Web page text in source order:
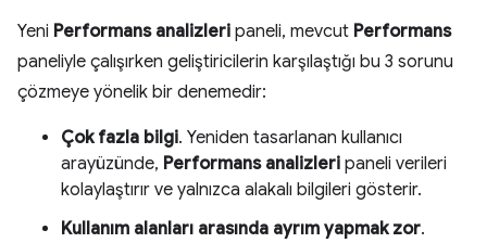
Yeni Performans analizleri paneli, mevcut Performans
paneliyle çalışırken geliştiricilerin karşılaştığı bu 3 sorunu
çözmeye yönelik bir denemedir:
Çok fazla bilgi. Yeniden tasarlanan kullanıcı
arayüzünde, Performans analizleri paneli verileri
kolaylaştırır ve yalnızca alakalı bilgileri gösterir.
Kullanım alanları arasında ayrım yapmak zor.